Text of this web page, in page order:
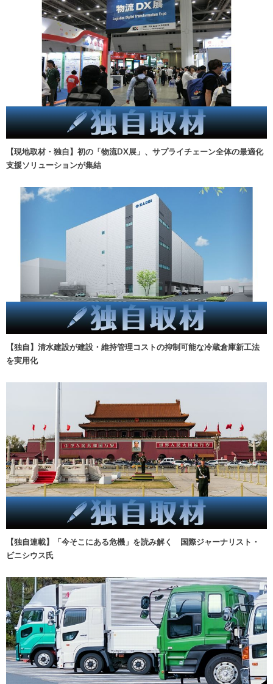
【現地取材・独自】初の「物流DX展」、サプライチェーン全体の最適化
支援ソリューションが集結
【独自】清水建設が建設・維持管理コストの抑制可能な冷蔵倉庫新工法
を実用化
【独自連載】「今そこにある危機」を読み解く 国際ジャーナリスト・
ビニシウス氏